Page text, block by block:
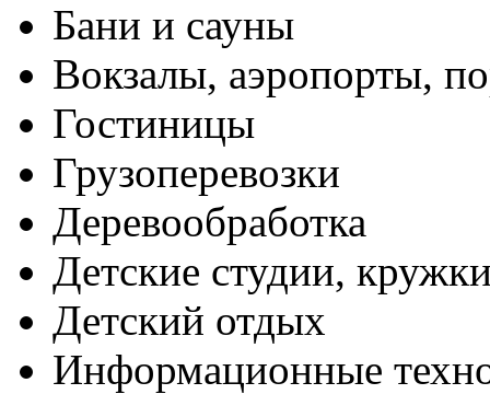
Бани и сауны
Вокзалы, аэропорты,
Гостиницы
Грузоперевозки
Деревообработка
Детские студии,
Детский отдых
Информационные